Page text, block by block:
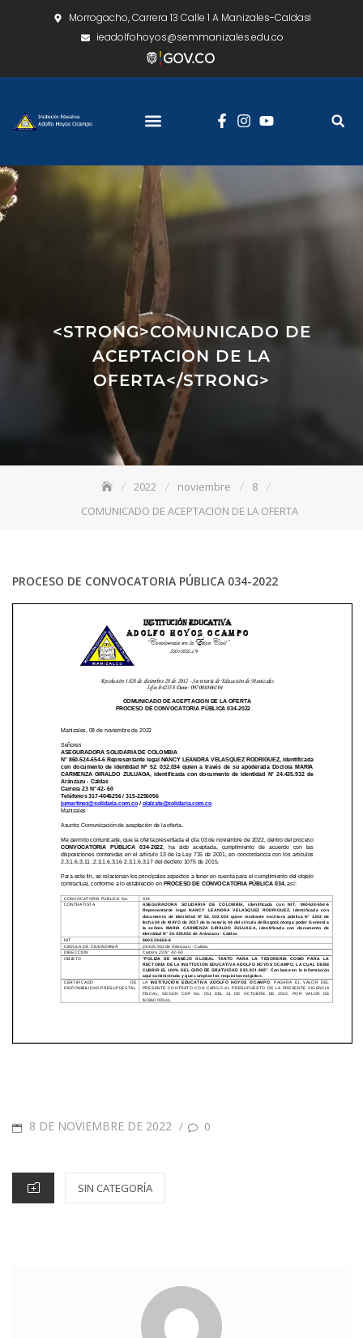
Morrogacho, Carrera 13 Calle 1 A Manizales-Caldas
ieadolfohoyos@semmanizales.edu.co
<STRONG>COMUNICADO DE
ACEPTACION DE LA
OFERTA</STRONG>
2022 noviembre
8
COMUNICADO DE ACEPTACION DE LA OFERTA
PROCESO DE CONVOCATORIA PÚBLICA 034-2022
8 DE NOVIEMBRE DE 2022 / 0
SIN CATEGORÍA